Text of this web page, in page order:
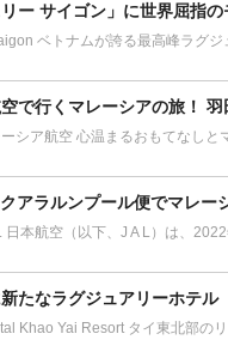
リー サイゴン」に世界屈指
ベトナムが誇る最高峰ラグジ
で行くマレーシアの旅！
シア航空 心温まるおもてなしと
アラルンプール便でマレー
日本航空（以下、J A L）は、
たなラグジュアリーホテル
Khao Yai Resort タイ東北部のリ